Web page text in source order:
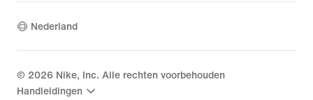
Nederland
© 2026 Nike, Inc. Alle rechten voorbehouden
Handleidingen